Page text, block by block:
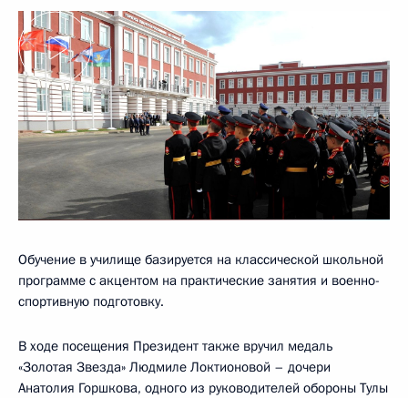
Обучение в училище базируется на классической школьной
программе с акцентом на практические занятия и военно-
спортивную подготовку.
В ходе посещения Президент также вручил медаль
«Золотая Звезда» Людмиле Локтионовой – дочери
Анатолия Горшкова, одного из руководителей обороны Тулы